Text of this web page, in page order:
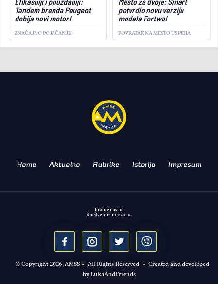
Tandem brenda Peugeot
dobija novi motor!
ZNAČAJNO POJAČANJE
potvrdio novu verziju
modela Fortwo!
POVRATAK NA MESTO USPEHA
Novitec Ferrari SF90 XX
Home Aktuelno Rubrike Istorija Impresum
© Copyright2026. AMSS• All Rights Reserved • Created and developed
byLukaAndFriends
Pratite nas na
društvenim mrežama